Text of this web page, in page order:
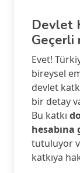
Devlet
Geçerli
Evet!
bireysel
devlet
bir detay
Bu katkı
hesabına
tutuluyor
katkıya